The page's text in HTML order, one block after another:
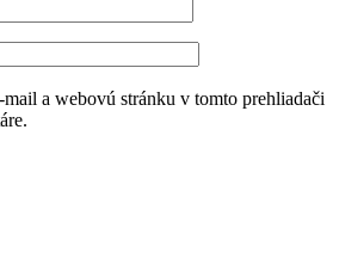
a webovú stránku v tomto prehliadači